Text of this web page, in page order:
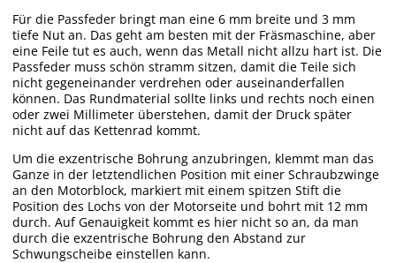
Für die Passfeder bringt man eine 6 mm breite und 3 mm
tiefe Nut an. Das geht am besten mit der Fräsmaschine, aber
eine Feile tut es auch, wenn das Metall nicht allzu hart ist. Die
Passfeder muss schön stramm sitzen, damit die Teile sich
nicht gegeneinander verdrehen oder auseinanderfallen
können. Das Rundmaterial sollte links und rechts noch einen
oder zwei Millimeter überstehen, damit der Druck später
nicht auf das Kettenrad kommt.
Um die exzentrische Bohrung anzubringen, klemmt man das
Ganze in der letztendlichen Position mit einer Schraubzwinge
an den Motorblock, markiert mit einem spitzen Stift die
Position des Lochs von der Motorseite und bohrt mit 12 mm
durch. Auf Genauigkeit kommt es hier nicht so an, da man
durch die exzentrische Bohrung den Abstand zur
Schwungscheibe einstellen kann.